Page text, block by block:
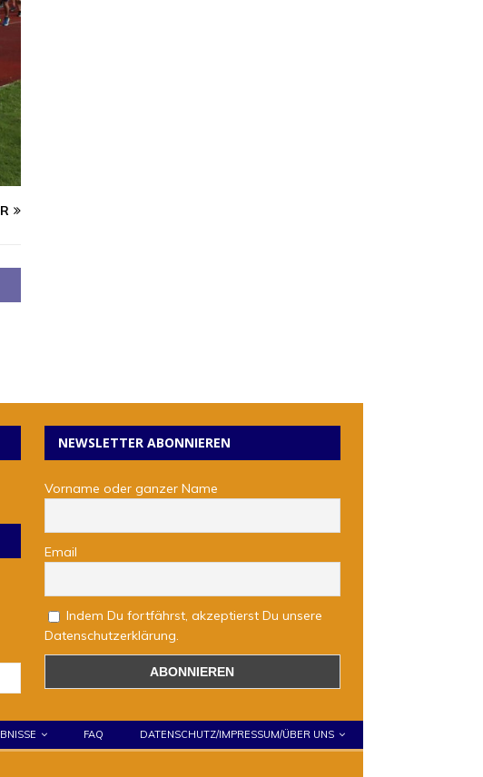
NEWSLETTER ABONNIEREN
Vorname oder ganzer Name
Email
Indem Du fortfährst, akzeptierst Du unsere
Datenschutzerklärung.
FAQ DATENSCHUTZ/IMPRESSUM/ÜBER UNS